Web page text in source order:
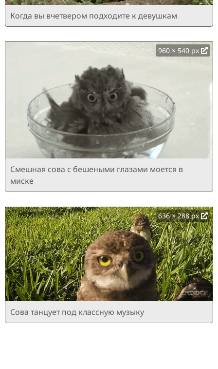
Когда вы вчетвером подходите к девушкам
960 × 540 px
Смешная сова с бешеными глазами моется в
миске
636 × 288 px
Сова танцует под классную музыку